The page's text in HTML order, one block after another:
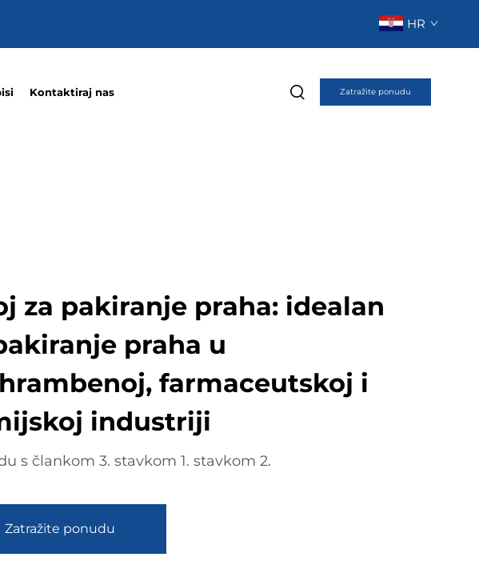
HR
Kontaktiraj nas Zatražite ponudu
za pakiranje praha: idealan
praha u
farmaceutskoj i
industriji
s člankom 3. stavkom 1. stavkom 2.
Zatražite ponudu